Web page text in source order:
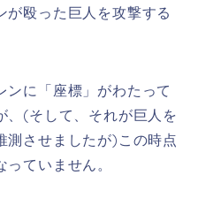
が殴った巨人を攻撃する
ンに「座標」がわたって
、(そして、それが巨人を
測させましたが)この時点
ていません。